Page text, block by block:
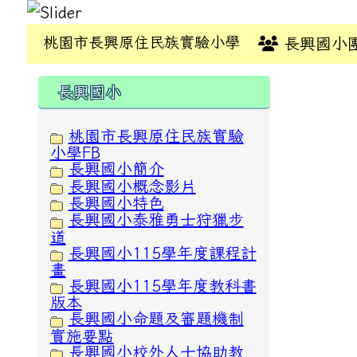
桃園市長興原住民族實驗小學 長興國小
:::
長興國小
桃園市長興原住民族實驗
小學FB
長興國小簡介
長興國小概念影片
長興國小特色
長興國小泰雅勇士狩獵步
道
長興國小115學年度課程計
畫
長興國小115學年度教科書
版本
長興國小命題及審題機制
實施要點
長興國小校外人士協助教